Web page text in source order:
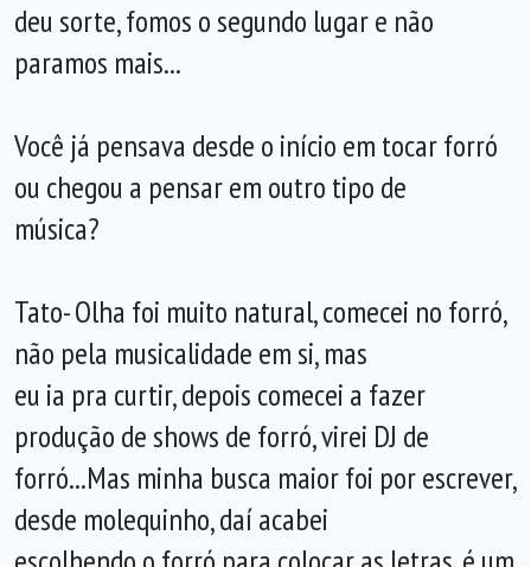
deu sorte, fomos o segundo lugar e não
paramos mais...
Você já pensava desde o início em tocar forró
ou chegou a pensar em outro tipo de
música?
Tato- Olha foi muito natural, comecei no forró,
não pela musicalidade em si, mas
eu ia pra curtir, depois comecei a fazer
produção de shows de forró, virei DJ de
forró...Mas minha busca maior foi por escrever,
desde molequinho, daí acabei